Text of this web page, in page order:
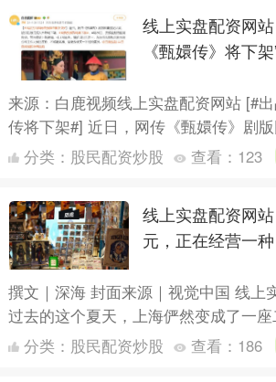
线上实盘配资网
《甄嬛传》将下架
来源：白鹿视频线上实盘配资网站 [#
传将下架#] 近日，网传《甄嬛传》剧
钮祜禄氏后人举报将下架。#网传甄嬛
分类： 股民配资炒股 查看： 123
线上实盘配资网
元，正在经营一种
撰文｜深海 封面来源｜视觉中国 线上
过去的这个夏天，上海俨然变成了一座
的“痛城”。 7月开始，几大动漫展会接
分类： 股民配资炒股 查看： 186